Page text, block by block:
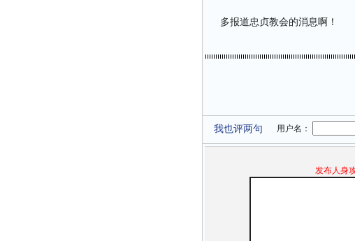
多报道忠贞教会的消息啊！
我也评两句 用户名：
发布人身